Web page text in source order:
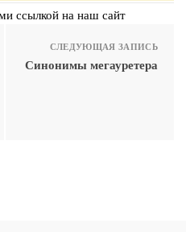
ссылкой на наш сайт
СЛЕДУЮЩАЯ ЗАПИСЬ
Синонимы мегауретера